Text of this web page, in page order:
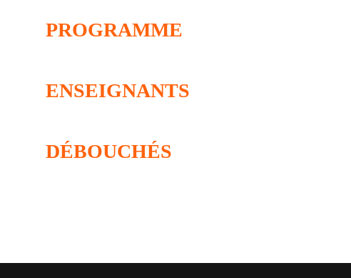
PROGRAMME
ENSEIGNANTS
DÉBOUCHÉS